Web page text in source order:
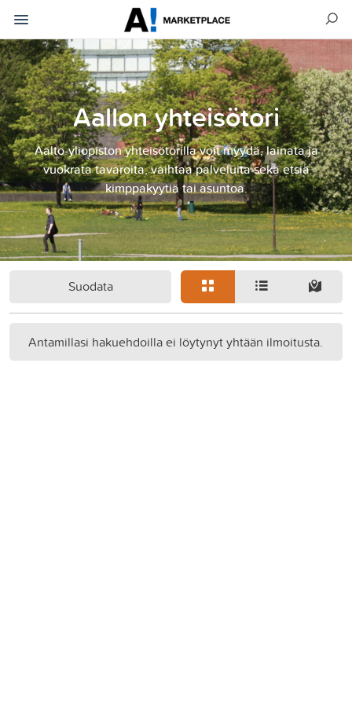
Aallon yhteisötori
Aalto-yliopiston yhteisötorilla voit myydä, lainata ja
vuokrata tavaroita, vaihtaa palveluita sekä etsiä
kimppakyytiä tai asuntoa.
Suodata
Antamillasi hakuehdoilla ei löytynyt yhtään ilmoitusta.